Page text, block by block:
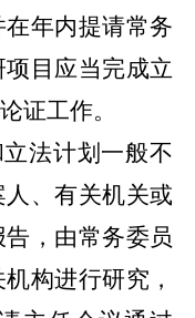
年内提请常务
目应当完成立
证工作。
法计划一般不
、有关机关或
， 由常务委员
构进行研究，